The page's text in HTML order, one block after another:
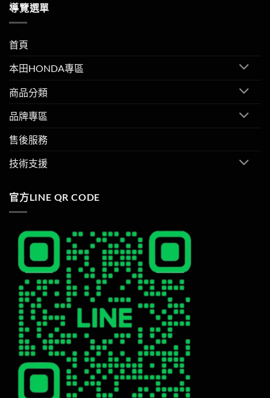
導覽選單
首頁
本田HONDA專區
商品分類
品牌專區
售後服務
技術支援
官方LINE QR CODE